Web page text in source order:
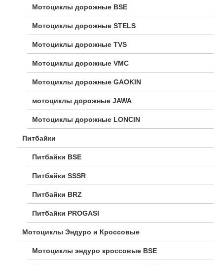
Мотоциклы дорожные BSE
Мотоциклы дорожные STELS
Мотоциклы дорожные TVS
Мотоциклы дорожные VMC
Мотоциклы дорожные GAOKIN
мотоциклы дорожные JAWA
Мотоциклы дорожные LONCIN
Питбайки
Питбайки BSE
Питбайки SSSR
Питбайки BRZ
Питбайки PROGASI
Мотоциклы Эндуро и Кроссовые
Мотоциклы эндуро кроссовые BSE